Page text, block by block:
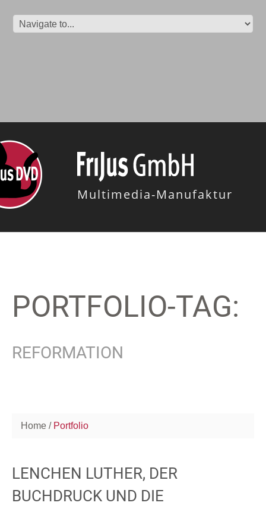
Multimedia-Manufaktur
PORTFOLIO-TAG:
REFORMATION
Home Portfolio
LENCHEN LUTHER, DER
BUCHDRUCK UND DIE